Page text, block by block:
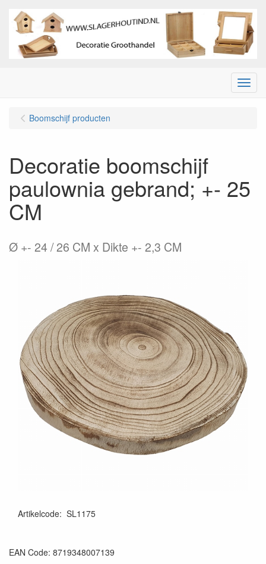
Menu
Boomschijf producten
Decoratie boomschijf
paulownia gebrand; +- 25
CM
Ø +- 24 / 26 CM x Dikte +- 2,3 CM
Artikelcode: SL1175
EAN Code: 8719348007139